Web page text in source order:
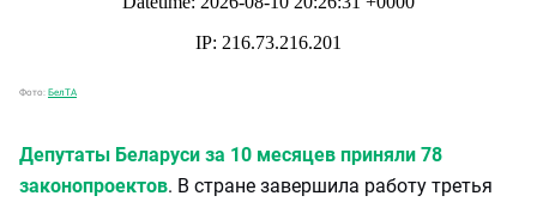
Фото: БелТА
Депутаты Беларуси за 10 месяцев приняли 78
законопроектов. В стране завершила работу третья